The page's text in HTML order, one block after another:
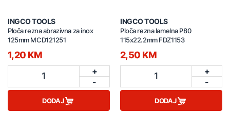
INGCO TOOLS
Ploča rezna abrazivna za inox
125mm MCD121251
1,20 KM
1
+
-
DODAJ
INGCO TOOLS
Ploča rezna lamelna P80
115x22.2mm FDZ1153
2,50 KM
1
+
-
DODAJ